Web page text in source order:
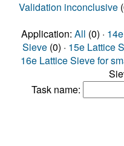
Validation inconclusive
Application: All (0) ·
Sieve (0) · 15e Lattice
16e Lattice Sieve for
Task name: